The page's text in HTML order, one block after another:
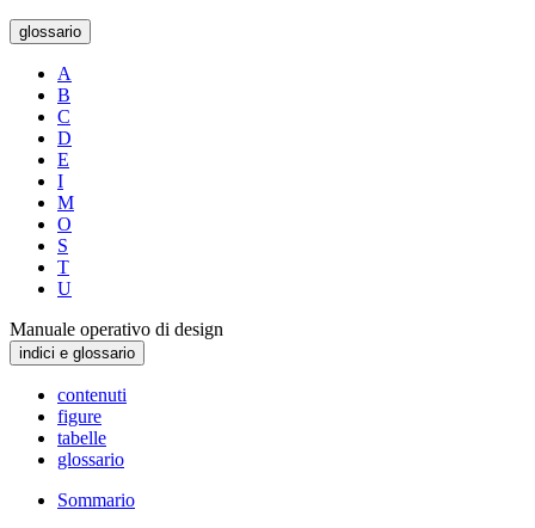
glossario
A
B
C
D
E
I
M
O
S
T
U
Manuale operativo di design
indici e glossario
contenuti
figure
tabelle
glossario
Sommario